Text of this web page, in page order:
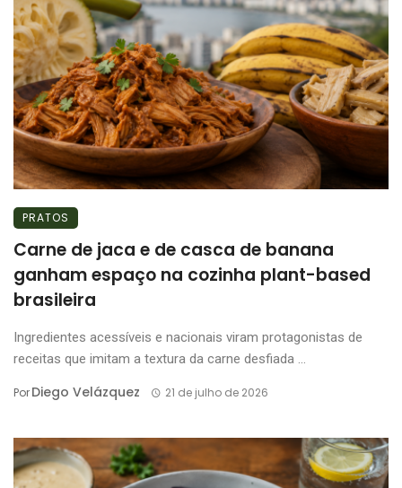
PRATOS
Carne de jaca e de casca de banana
ganham espaço na cozinha plant-based
brasileira
Ingredientes acessíveis e nacionais viram protagonistas de
receitas que imitam a textura da carne desfiada ...
PorDiego Velázquez 21 de julho de 2026